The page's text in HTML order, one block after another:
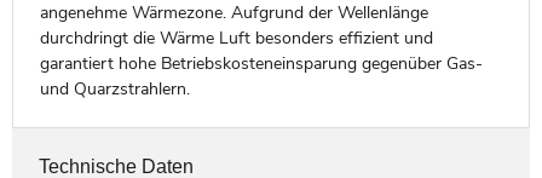
angenehme Wärmezone. Aufgrund der Wellenlänge
durchdringt die Wärme Luft besonders effizient und
garantiert hohe Betriebskosteneinsparung gegenüber Gas-
und Quarzstrahlern.
Technische Daten